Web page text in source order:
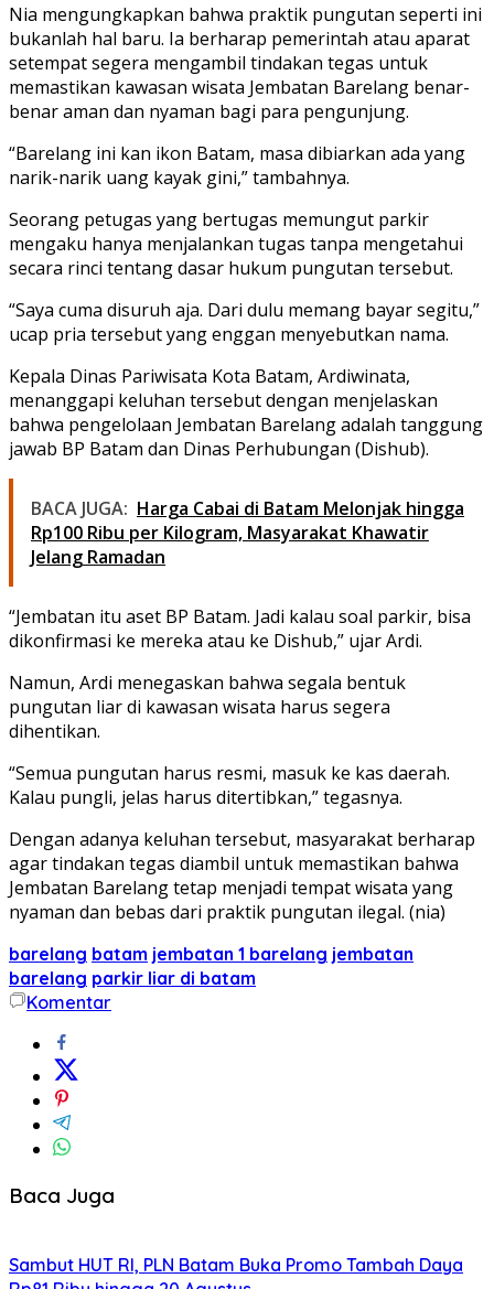
Nia mengungkapkan bahwa praktik pungutan seperti ini
bukanlah hal baru. Ia berharap pemerintah atau aparat
setempat segera mengambil tindakan tegas untuk
memastikan kawasan wisata Jembatan Barelang benar-
benar aman dan nyaman bagi para pengunjung.
“Barelang ini kan ikon Batam, masa dibiarkan ada yang
narik-narik uang kayak gini,” tambahnya.
Seorang petugas yang bertugas memungut parkir
mengaku hanya menjalankan tugas tanpa mengetahui
secara rinci tentang dasar hukum pungutan tersebut.
“Saya cuma disuruh aja. Dari dulu memang bayar segitu,”
ucap pria tersebut yang enggan menyebutkan nama.
Kepala Dinas Pariwisata Kota Batam, Ardiwinata,
menanggapi keluhan tersebut dengan menjelaskan
bahwa pengelolaan Jembatan Barelang adalah tanggung
jawab BP Batam dan Dinas Perhubungan (Dishub).
BACA JUGA: Harga Cabai di Batam Melonjak hingga
Rp100 Ribu per Kilogram, Masyarakat Khawatir
Jelang Ramadan
“Jembatan itu aset BP Batam. Jadi kalau soal parkir, bisa
dikonfirmasi ke mereka atau ke Dishub,” ujar Ardi.
Namun, Ardi menegaskan bahwa segala bentuk
pungutan liar di kawasan wisata harus segera
dihentikan.
“Semua pungutan harus resmi, masuk ke kas daerah.
Kalau pungli, jelas harus ditertibkan,” tegasnya.
Dengan adanya keluhan tersebut, masyarakat berharap
agar tindakan tegas diambil untuk memastikan bahwa
Jembatan Barelang tetap menjadi tempat wisata yang
nyaman dan bebas dari praktik pungutan ilegal. (nia)
barelang batam jembatan 1 barelang jembatan
barelang parkir liar di batam
Komentar
Baca Juga
Sambut HUT RI, PLN Batam Buka Promo Tambah Daya